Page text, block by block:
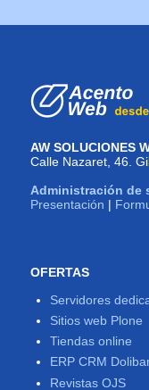
AW SOLUCIONES
Calle Nazaret, 46.
Administración de
Presentación |
OFERTAS
Servidores
Sitios web Plone
Tiendas online
ERP CRM
Revistas OJS